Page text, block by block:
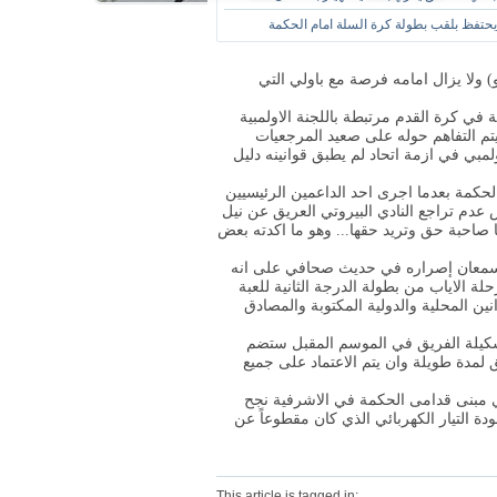
يحتفظ بلقب بطولة كرة السلة امام الحكمة
ولا يزال امامه فرصة مع باولي التي
القدم مرتبطة باللجنة الاولمبية
يتم التفاهم حوله على صعيد المرجعيات
في ازمة اتحاد لم يطبق قوانينه دليل
بعدما اجرى احد الداعمين الرئيسيين
تراجع النادي البيروتي العريق عن نيل
صاحبة حق وتريد حقها... وهو ما اكدته بعض
سمعان إصراره في حديث صحافي على انه
الاياب من بطولة الدرجة الثانية للعبة
المحلية والدولية المكتوبة والمصادق
الفريق في الموسم المقبل ستضم
لمدة طويلة وان يتم الاعتماد على جميع
مبنى قدامى الحكمة في الاشرفية نجح
التيار الكهربائي الذي كان مقطوعاً عن